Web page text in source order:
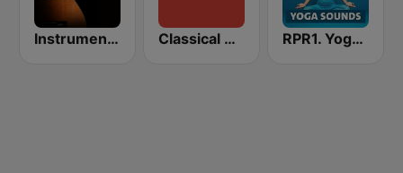
Instrumentales Radio Classical Oasis RPR1. Yoga Sounds